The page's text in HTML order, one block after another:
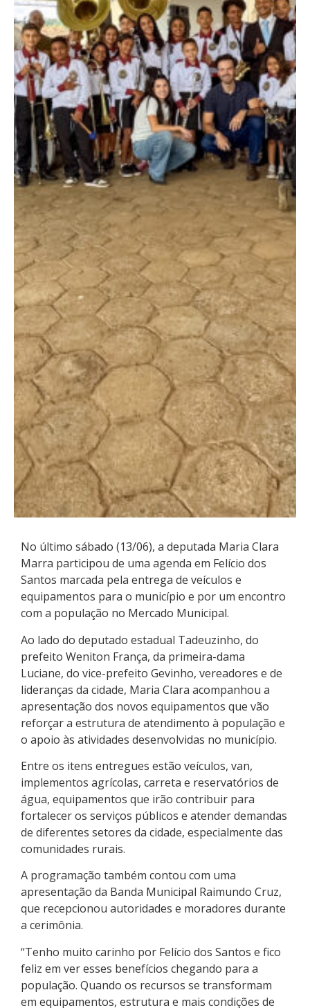
No último sábado (13/06), a deputada Maria Clara
Marra participou de uma agenda em Felício dos
Santos marcada pela entrega de veículos e
equipamentos para o município e por um encontro
com a população no Mercado Municipal.
Ao lado do deputado estadual Tadeuzinho, do
prefeito Weniton França, da primeira-dama
Luciane, do vice-prefeito Gevinho, vereadores e de
lideranças da cidade, Maria Clara acompanhou a
apresentação dos novos equipamentos que vão
reforçar a estrutura de atendimento à população e
o apoio às atividades desenvolvidas no município.
Entre os itens entregues estão veículos, van,
implementos agrícolas, carreta e reservatórios de
água, equipamentos que irão contribuir para
fortalecer os serviços públicos e atender demandas
de diferentes setores da cidade, especialmente das
comunidades rurais.
A programação também contou com uma
apresentação da Banda Municipal Raimundo Cruz,
que recepcionou autoridades e moradores durante
a cerimônia.
“Tenho muito carinho por Felício dos Santos e fico
feliz em ver esses benefícios chegando para a
população. Quando os recursos se transformam
em equipamentos, estrutura e mais condições de